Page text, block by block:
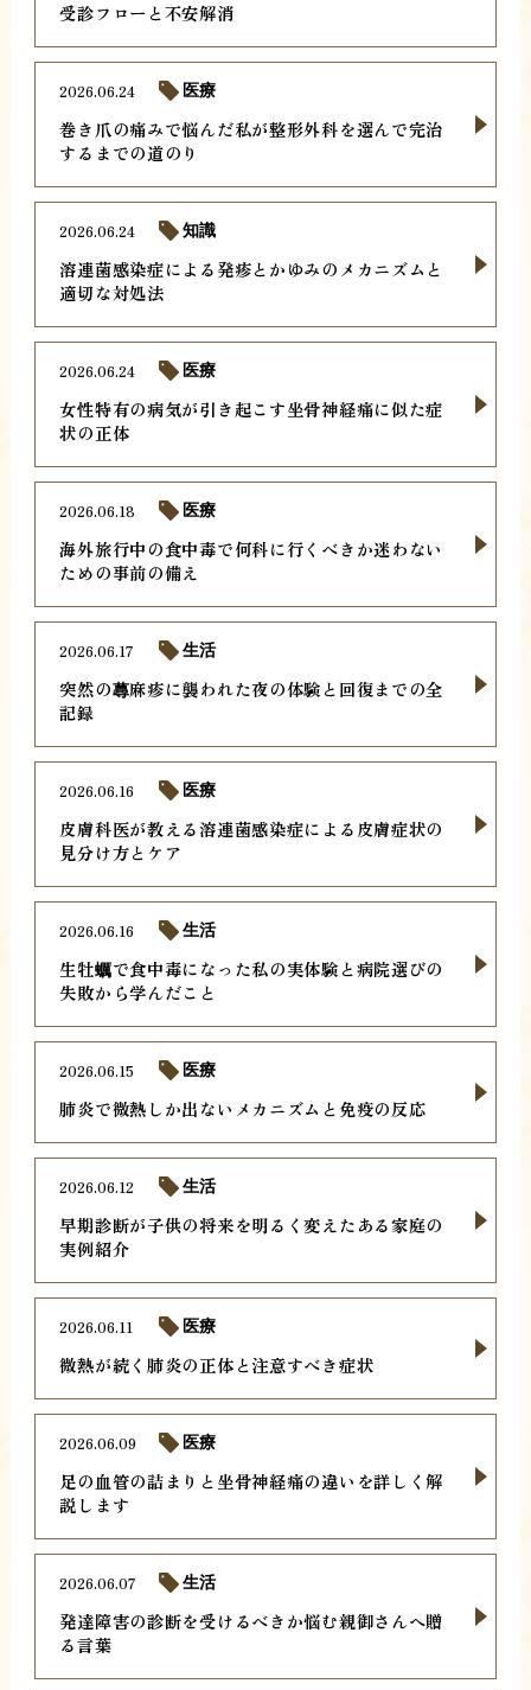
受診フローと不安解消
巻き爪の痛みで悩んだ私が整形外科を選んで完治
するまでの道のり
2026.06.24 医療
溶連菌感染症による発疹とかゆみのメカニズムと
適切な対処法
2026.06.24 知識
女性特有の病気が引き起こす坐骨神経痛に似た症
状の正体
2026.06.24 医療
海外旅行中の食中毒で何科に行くべきか迷わない
ための事前の備え
2026.06.18 医療
突然の蕁麻疹に襲われた夜の体験と回復までの全
記録
2026.06.17 生活
皮膚科医が教える溶連菌感染症による皮膚症状の
見分け方とケア
2026.06.16 医療
生牡蠣で食中毒になった私の実体験と病院選びの
失敗から学んだこと
2026.06.16 生活
肺炎で微熱しか出ないメカニズムと免疫の反応
2026.06.15 医療
早期診断が子供の将来を明るく変えたある家庭の
実例紹介
2026.06.12 生活
微熱が続く肺炎の正体と注意すべき症状
2026.06.11 医療
足の血管の詰まりと坐骨神経痛の違いを詳しく解
説します
2026.06.09 医療
発達障害の診断を受けるべきか悩む親御さんへ贈
る言葉
2026.06.07 生活